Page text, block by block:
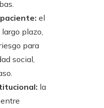
el
plazo,
para
social,
la